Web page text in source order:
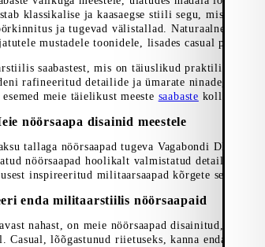
klassikalise ja kaasaegse stiili segu, mis
ja tugevad välistallad. Naturaalne
mustadele toonidele, lisades casual
saabastest, mis on täiuslikud praktilisele
rafineeritud detailide ja ümarate ninadega,
meie täielikust meeste saabaste
nöörsaapa disainid meestele
tallaga nöörsaapad tugeva Vagabondi DNA-ga
nöörsaapad hoolikalt valmistatud detailidega
inspireeritud militaarsaapad kõrgete servadega
enda militaarstiilis nöörsaapaid
nahast, on meie nöörsaapad disainitud, et
Casual, lõõgastunud riietuseks, kanna enda